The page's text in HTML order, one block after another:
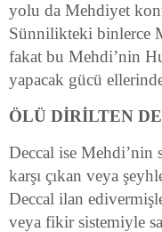
yolu da Mehdiyet
Sünnilikteki binlerce
fakat bu Mehdi’nin
yapacak gücü
ÖLÜ DİRİLTEN
Deccal ise Mehdi’nin
karşı çıkan veya
Deccal ilan
veya fikir sistemiyle